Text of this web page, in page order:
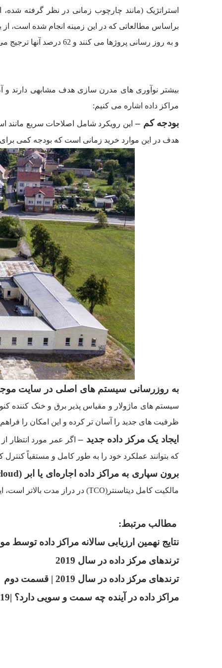
استراتژیک (مانند چارچوب زمانی در نظر گرفته
و به روز رسانی پروژها می کنند و 62 درصد آنها ترجیج می‌دهند به جای ایجاد یک مرکز داده جدید، زیرساخت فناوری اطلاعات خود را قوی‌تر سازند.
مراکز داده اشاره می کنیم:
بودجه کم – این رویکرد شامل اصلاحات سریع مانند
هدف در این موارد خرید زمانی است که بودجه کمی
به روزرسانی سیستم های اصلی در سایت
سیستم های ماژولار و مقیاس پذیر برق و خنک کننده
ظرفیت های جدید را آسان تر کرده و این امکان را
ایجاد یک مرکز داده جدید –اگر عمر مورد انتظار از
که بتوانند عملکرد خود را به طور کامل و مستقیاً کنترل
برون سپاری به مراکز داده اجاره‌‌ای یا ابر (cloud) –
مالکیت کامل دیتاسنتر(TCO) در دراز مدت بالاتر است، این امر مرکز داده را بیشتر به سمت هزینه عملیاتی می‌برد.
مطالب مرتبط:
نتایج نهمین ارزیابی سالانه مراکز داده
ترندهای مرکز داده در سال 2019
ترندهای مرکز داده در سال 2019 | قسمت دوم
مراکز داده در آینده چه سمت و سویی دارد؟ |2019 تا 2021